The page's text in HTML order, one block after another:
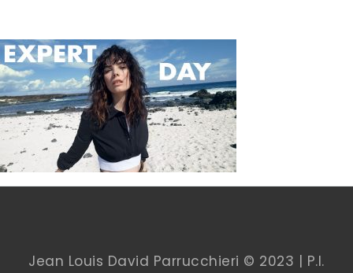
Jean Louis David Parrucchieri © 2023 | P.I.